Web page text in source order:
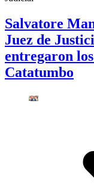
Salvatore
Juez de
entregaron
Catatumbo